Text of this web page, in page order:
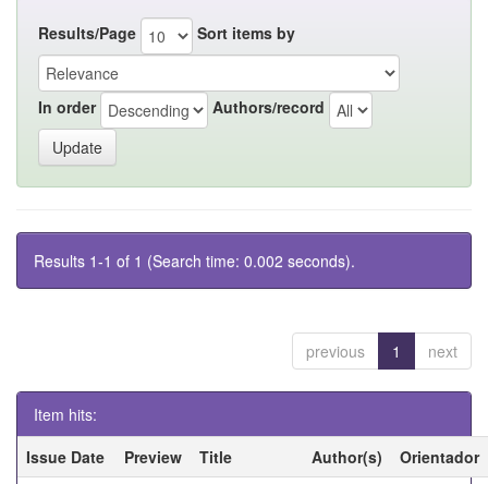
Results/Page Sort items by
In order Authors/record
Results 1-1 of 1 (Search time: 0.002 seconds).
previous 1 next
Item hits:
Issue Date
Preview Title Author(s)
Orientador